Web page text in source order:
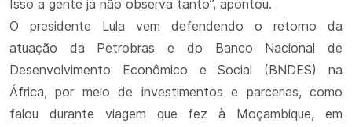
Isso a gente já não observa tanto”, apontou.
O presidente Lula vem defendendo o retorno da
atuação da Petrobras e do Banco Nacional de
Desenvolvimento Econômico e Social (BNDES) na
África, por meio de investimentos e parcerias, como
falou durante viagem que fez à Moçambique, em